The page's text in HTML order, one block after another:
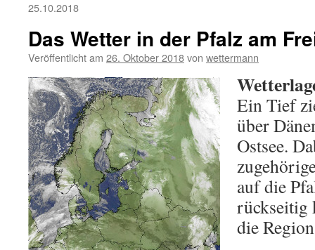
25.10.2018
Das Wetter in der Pfalz am
Veröffentlicht am 26. Oktober 2018von wettermann
Ein Tief
über
Ostsee.
auf die
rückseitig
die